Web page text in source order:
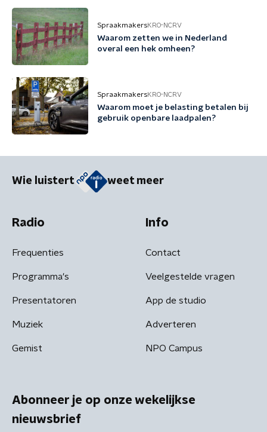
SpraakmakersKRO-NCRV
Waarom zetten we in Nederland
overal een hek omheen?
SpraakmakersKRO-NCRV
Waarom moet je belasting betalen bij
gebruik openbare laadpalen?
Wie luistert weet meer
Radio
Frequenties
Programma's
Presentatoren
Muziek
Gemist
Info
Contact
Veelgestelde vragen
App de studio
Adverteren
NPO Campus
Abonneer je op onze wekelijkse
nieuwsbrief